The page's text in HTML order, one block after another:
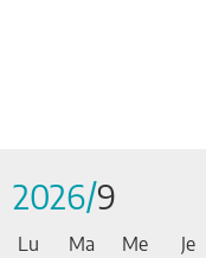
2026/9
Lu Ma Me Je